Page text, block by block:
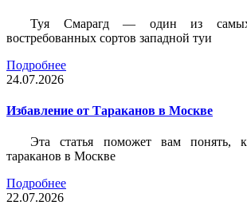
Туя Смарагд — один из
востребованных сортов западной туи
Подробнее
24.07.2026
Избавление от Тараканов в Москве
Эта статья поможет вам понять,
тараканов в Москве
Подробнее
22.07.2026